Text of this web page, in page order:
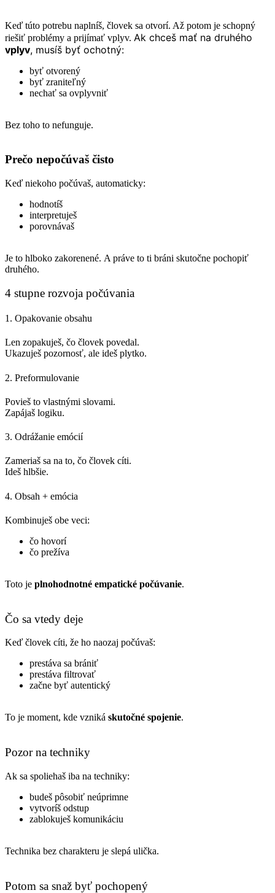
Keď túto potrebu naplníš, človek sa otvorí. Až potom je schopný
riešiť problémy a prijímať vplyv. Ak chceš mať na druhého
vplyv, musíš byť ochotný:
byť otvorený
byť zraniteľný
nechať sa ovplyvniť
Bez toho to nefunguje.
Prečo nepočúvaš čisto
Keď niekoho počúvaš, automaticky:
hodnotíš
interpretuješ
porovnávaš
Je to hlboko zakorenené. A práve to ti bráni skutočne pochopiť
druhého.
4 stupne rozvoja počúvania
1. Opakovanie obsahu
Len zopakuješ, čo človek povedal.
Ukazuješ pozornosť, ale ideš plytko.
2. Preformulovanie
Povieš to vlastnými slovami.
Zapájaš logiku.
3. Odrážanie emócií
Zameriaš sa na to, čo človek cíti.
Ideš hlbšie.
4. Obsah + emócia
Kombinuješ obe veci:
čo hovorí
čo prežíva
Toto je plnohodnotné empatické počúvanie.
Čo sa vtedy deje
Keď človek cíti, že ho naozaj počúvaš:
prestáva sa brániť
prestáva filtrovať
začne byť autentický
To je moment, kde vzniká skutočné spojenie.
Pozor na techniky
Ak sa spoliehaš iba na techniky:
budeš pôsobiť neúprimne
vytvoríš odstup
zablokuješ komunikáciu
Technika bez charakteru je slepá ulička.
Potom sa snaž byť pochopený